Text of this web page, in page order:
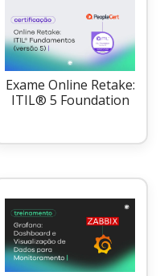
Exame Online Retake:
ITIL® 5 Foundation